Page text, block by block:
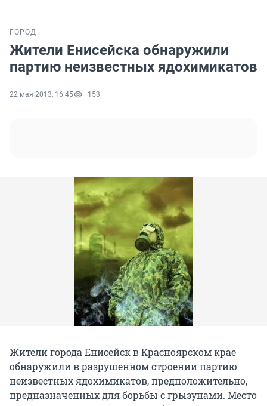
ГОРОД
Жители Енисейска обнаружили
партию неизвестных ядохимикатов
22 мая 2013, 16:45 153
Жители города Енисейск в Красноярском крае
обнаружили в разрушенном строении партию
неизвестных ядохимикатов, предположительно,
предназначенных для борьбы с грызунами. Место